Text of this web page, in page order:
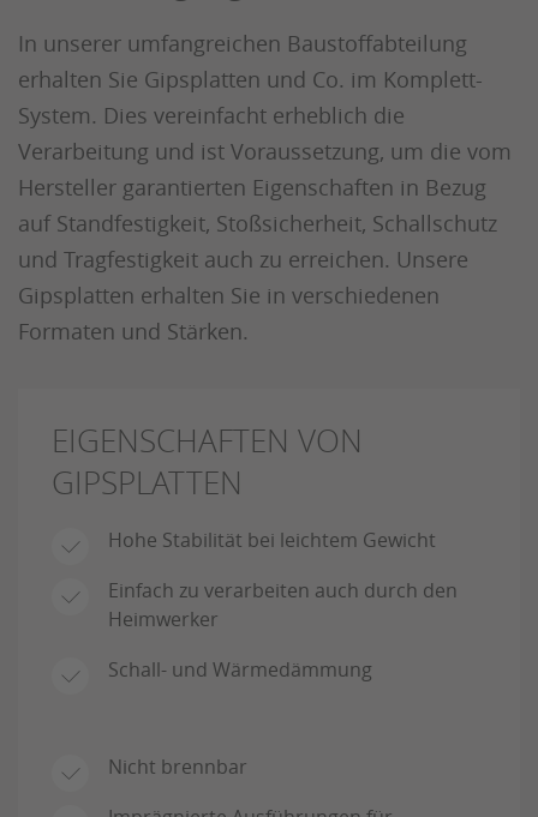
In unserer umfangreichen Baustoffabteilung
erhalten Sie Gipsplatten und Co. im Komplett-
System. Dies vereinfacht erheblich die
Verarbeitung und ist Voraussetzung, um die vom
Hersteller garantierten Eigenschaften in Bezug
auf Standfestigkeit, Stoßsicherheit, Schallschutz
und Tragfestigkeit auch zu erreichen. Unsere
Gipsplatten erhalten Sie in verschiedenen
Formaten und Stärken.
EIGENSCHAFTEN VON
GIPSPLATTEN
Hohe Stabilität bei leichtem Gewicht
Einfach zu verarbeiten auch durch den
Heimwerker
Schall- und Wärmedämmung
Nicht brennbar